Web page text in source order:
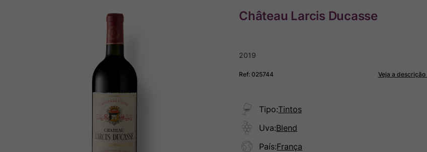
Château Larcis Ducasse
2019
Ref:025744 Veja a
Tipo:Tintos
Uva:Blend
País:França
Bodega Garzon